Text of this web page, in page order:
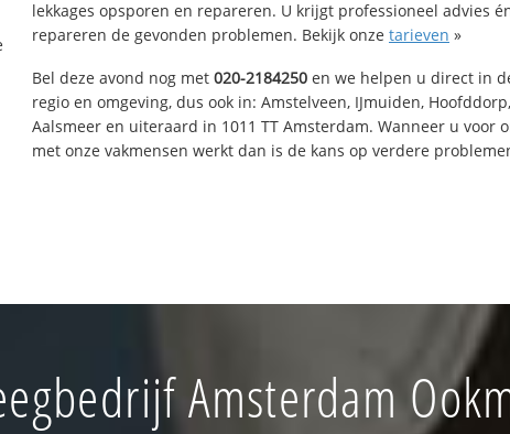
lekkages opsporen en repareren. U krijgt professioneel advies
repareren de gevonden problemen. Bekijk onze tarieven »
Bel deze avond nog met 020-2184250 en we helpen u direct in
regio en omgeving, dus ook in: Amstelveen, IJmuiden,
Aalsmeer en uiteraard in 1011 TT Amsterdam. Wanneer u voor
met onze vakmensen werkt dan is de kans op verdere
Amsterdam